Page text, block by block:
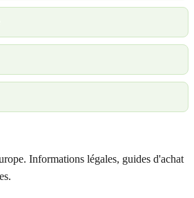
Informations légales, guides d'achat